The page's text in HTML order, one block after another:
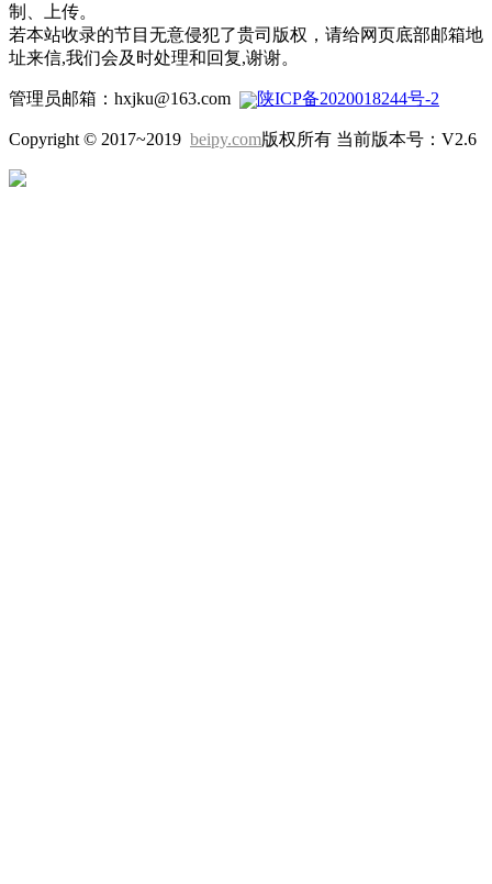
制、上传。
若本站收录的节目无意侵犯了贵司版权，请给网页底部邮箱地
址来信,我们会及时处理和回复,谢谢。
管理员邮箱：hxjku@163.com 陕ICP备2020018244号-2
Copyright © 2017~2019 beipy.com版权所有 当前版本号：V2.6